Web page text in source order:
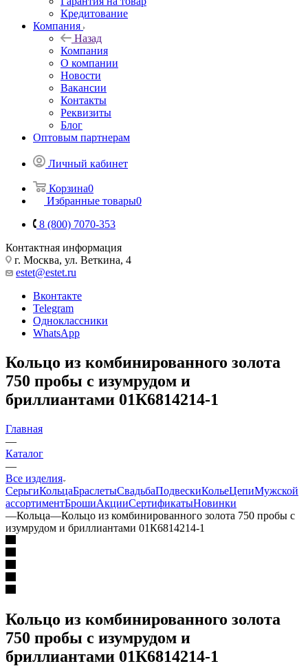
Кредитование
Компания
Назад
Компания
О компании
Новости
Вакансии
Контакты
Реквизиты
Блог
Оптовым партнерам
Личный кабинет
Корзина0
Избранные товары0
8 (800) 7070-353
Контактная информация
г. Москва, ул. Веткина, 4
estet@estet.ru
Вконтакте
Telegram
Одноклассники
WhatsApp
Кольцо из комбинированного золота
750 пробы с изумрудом и
бриллиантами 01К6814214-1
Главная
—
Каталог
—
Все изделия
СерьгиКольцаБраслетыСвадьбаПодвескиКольеЦепиМужской
ассортиментБрошиАкцииСертификатыНовинки
—Кольца—Кольцо из комбинированного золота 750 пробы с
изумрудом и бриллиантами 01К6814214-1
Кольцо из комбинированного золота
750 пробы с изумрудом и
бриллиантами 01К6814214-1